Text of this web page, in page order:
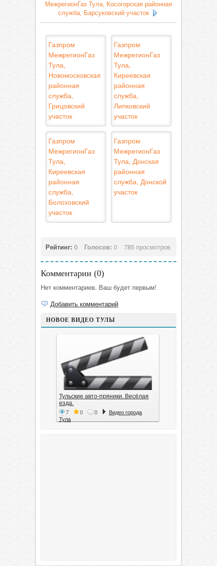
МежрегионГаз Тула, Косогорская районная
служба, Барсуковский участок
Газпром
МежрегионГаз
Тула,
Новомосковская
районная
служба,
Грицовский
участок
Газпром
МежрегионГаз
Тула,
Киреевская
районная
служба,
Липковский
участок
Газпром
МежрегионГаз
Тула,
Киреевская
районная
служба,
Болоховский
участок
Газпром
МежрегионГаз
Тула, Донская
районная
служба, Донской
участок
Рейтинг: 0 Голосов: 0 785 просмотров
Комментарии (0)
Нет комментариев. Ваш будет первым!
Добавить комментарий
НОВОЕ ВИДЕО ТУЛЫ
Тульские авто-пряники. Весёлая
езда.
7 0 0
Видео города
Тула